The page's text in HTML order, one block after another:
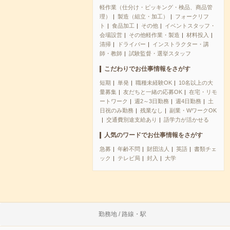
軽作業（仕分け・ピッキング・検品、商品管
理）
製造（組立・加工）
フォークリフ
ト
食品加工 その他
イベントスタッフ・
会場設営
その他軽作業・製造
材料投入
清掃
ドライバー
インストラクター・講
師・教師
試験監督・選挙スタッフ
こだわりでお仕事情報をさがす
短期 単発 職種未経験OK
10名以上の大
量募集
友だちと一緒の応募OK
在宅・リモ
ートワーク
週2～3日勤務 週4日勤務
土
日祝のみ勤務
残業なし
副業・WワークOK
交通費別途支給あり
語学力が活かせる
人気のワードでお仕事情報をさがす
急募 年齢不問 財団法人 英語
書類チェ
ック
テレビ局 封入 大学
勤務地 / 路線・駅